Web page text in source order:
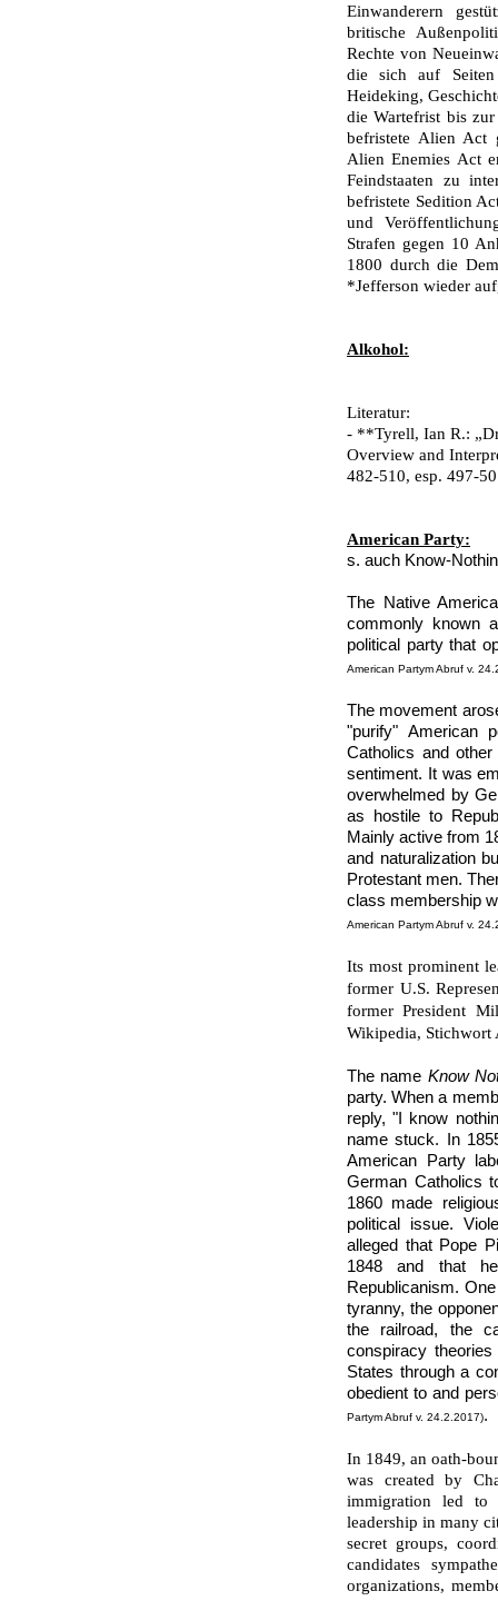
Einwanderern
britische
Rechte von
die sich auf Seiten
Heideking,
die Wartefrist bis
befristete Alien Act
Alien Enemies Act
Feindstaaten zu
befristete Sedition
und
Strafen gegen 10
1800 durch die
*Jefferson wieder
Alkohol:
Literatur:
- **Tyrell, Ian R.:
Overview and
482-510, esp. 497-
American Party:
s. auch Know-
The Native
commonly known
political party that
American Partym Abruf v.
The movement
"purify" American
Catholics and
sentiment. It was
overwhelmed by
as hostile to
Mainly active from
and naturalization
Protestant men.
class membership
American Partym Abruf v.
Its most prominent
former U.S.
former President
Wikipedia, Stichwort
The name Know
party. When a
reply, "I know
name stuck. In
American Party lab
German Catholics
1860 made
political issue.
alleged that Pope
1848 and that
Republicanism.
tyranny, the
the railroad, the
conspiracy
States through a
obedient to and
Partym Abruf v. 24.2.2017).
In 1849, an oath-
was created by
immigration led to
leadership in many
secret groups,
candidates
organizations,